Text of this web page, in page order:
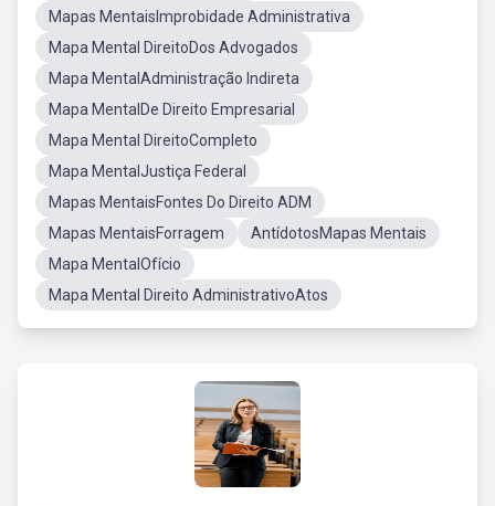
Mapas MentaisImprobidade Administrativa
Mapa Mental DireitoDos Advogados
Mapa MentalAdministração Indireta
Mapa MentalDe Direito Empresarial
Mapa Mental DireitoCompleto
Mapa MentalJustiça Federal
Mapas MentaisFontes Do Direito ADM
Mapas MentaisForragem
AntídotosMapas Mentais
Mapa MentalOfício
Mapa Mental Direito AdministrativoAtos